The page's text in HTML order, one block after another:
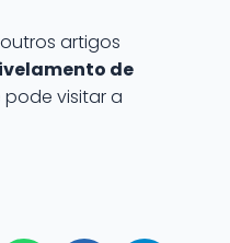
artigos
de
visitar a